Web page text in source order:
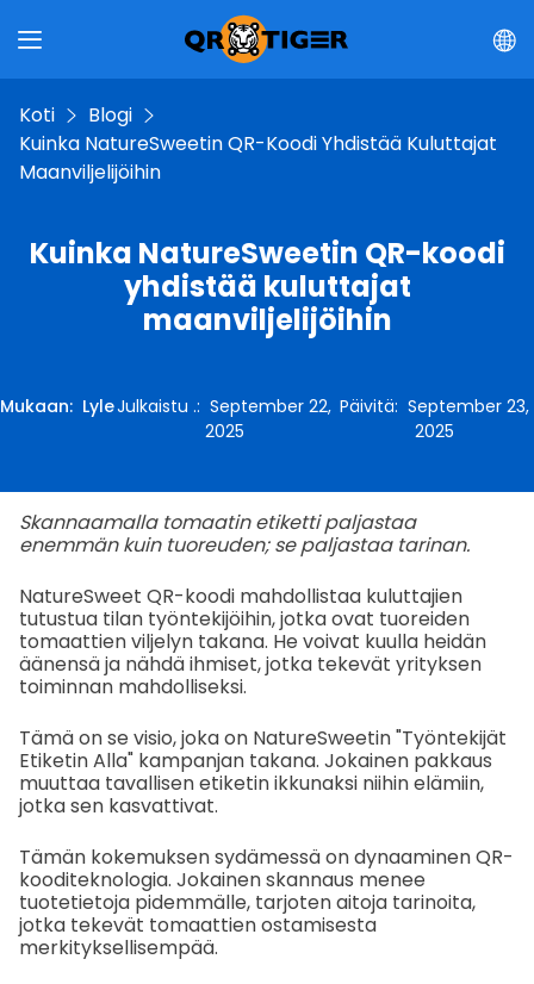
Koti
Blogi
Kuinka NatureSweetin QR-Koodi Yhdistää Kuluttajat
Maanviljelijöihin
Kuinka NatureSweetin QR-koodi
yhdistää kuluttajat
maanviljelijöihin
Mukaan: LyleJulkaistu .:September 22,
2025
Päivitä: September 23,
2025
Skannaamalla tomaatin etiketti paljastaa
enemmän kuin tuoreuden; se paljastaa tarinan.
NatureSweet QR-koodi mahdollistaa kuluttajien
tutustua tilan työntekijöihin, jotka ovat tuoreiden
tomaattien viljelyn takana. He voivat kuulla heidän
äänensä ja nähdä ihmiset, jotka tekevät yrityksen
toiminnan mahdolliseksi.
Tämä on se visio, joka on NatureSweetin "Työntekijät
Etiketin Alla" kampanjan takana. Jokainen pakkaus
muuttaa tavallisen etiketin ikkunaksi niihin elämiin,
jotka sen kasvattivat.
Tämän kokemuksen sydämessä on dynaaminen QR-
kooditeknologia. Jokainen skannaus menee
tuotetietoja pidemmälle, tarjoten aitoja tarinoita,
jotka tekevät tomaattien ostamisesta
merkityksellisempää.